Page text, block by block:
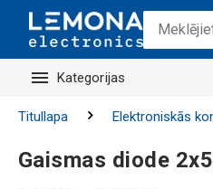
Kategorijas
Titullapa Elektroniskās
Gaismas diode